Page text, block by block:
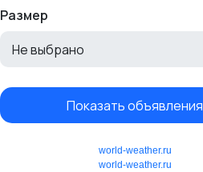
Размер
Не выбрано
Показать объявления
world-weather.ru
world-weather.ru